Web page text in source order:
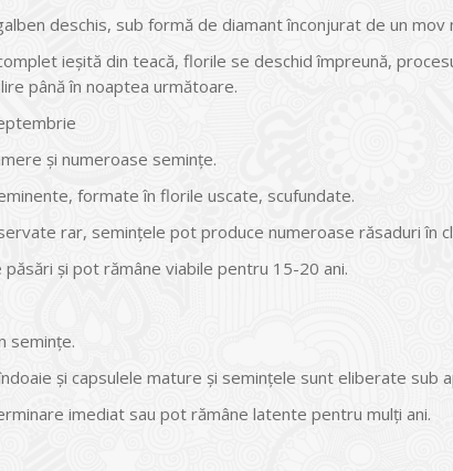
deschis, sub formă de diamant înconjurat de un mov
ieşită din teacă, florile se deschid împreună,
până în noaptea următoare.
și numeroase semințe.
formate în florile uscate, scufundate.
rar, semințele pot produce numeroase răsaduri în
și pot rămâne viabile pentru 15-20 ani.
seminţe.
şi capsulele mature şi seminţele sunt eliberate sub
imediat sau pot rămâne latente pentru mulţi ani.